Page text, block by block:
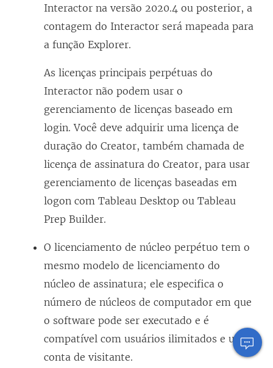
Interactor na versão 2020.4 ou posterior, a
contagem do Interactor será mapeada para
a função Explorer.
As licenças principais perpétuas do
Interactor não podem usar o
gerenciamento de licenças baseado em
login. Você deve adquirir uma licença de
duração do Creator, também chamada de
licença de assinatura do Creator, para usar
gerenciamento de licenças baseadas em
logon com Tableau Desktop ou Tableau
Prep Builder.
O licenciamento de núcleo perpétuo tem o
mesmo modelo de licenciamento do
núcleo de assinatura; ele especifica o
número de núcleos de computador em que
o software pode ser executado e é
compatível com usuários ilimitados e uma
conta de visitante.